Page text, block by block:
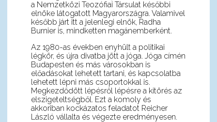
a Nemzetközi Teozófiai Társulat későbbi
elnöke látogatott Magyarországra. Valamivel
később járt itt a jelenlegi elnök, Radha
Burnier is, mindketten magánemberként.
Az 1980-as években enyhült a politikai
légkör, és újra divatba jött a jóga. Jóga címén
Budapesten és más városokban is
előadásokat lehetett tartani, és kapcsolatba
lehetett lépni más csoportokkal is.
Megkezdődött lépésről lépésre a kitörés az
elszigeteltségből. Ezt a komoly és
akkoriban kockázatos feladatot Reicher
László vállalta és végezte eredményesen.